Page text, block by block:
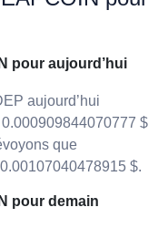
pour aujourd’hui
aujourd’hui
$
que
$.
pour demain